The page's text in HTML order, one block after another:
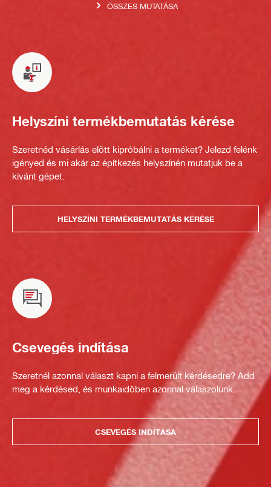
ÖSSZES MUTATÁSA
Helyszíni termékbemutatás kérése
Szeretnéd vásárlás előtt kipróbálni a terméket? Jelezd felénk
igényed és mi akár az építkezés helyszínén mutatjuk be a
kívánt gépet.
HELYSZÍNI TERMÉKBEMUTATÁS KÉRÉSE
Csevegés indítása
Szeretnél azonnal választ kapni a felmerült kérdésedre? Add
meg a kérdésed, és munkaidőben azonnal válaszolunk.
CSEVEGÉS INDÍTÁSA